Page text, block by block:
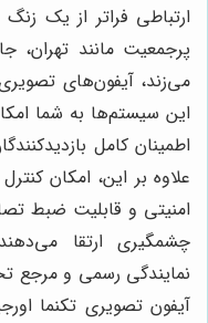
ارتباطی فراتر از یک
پرجمعیت مانند
می‌زند، آیفون‌های
این سیستم‌ها به شما
اطمینان کامل
علاوه بر این، امکان
امنیتی و قابلیت ضبط
چشمگیری ارتقا
نمایندگی رسمی و مرجع
آیفون تصویری تکنما